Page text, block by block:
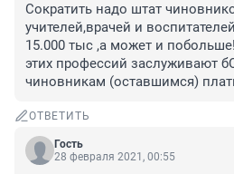
Сократить надо штат
учителей,врачей и
15.000 тыс ,а может и
этих профессий заслуживают
чиновникам (оставшимся)
ОТВЕТИТЬ
Гость
28 февраля 2021, 00:55